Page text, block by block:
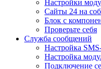
Настройки
Сайты 24 на
Блок с
Проверьте себя
Служба сообщений
Настройка
Настройка
Подключение